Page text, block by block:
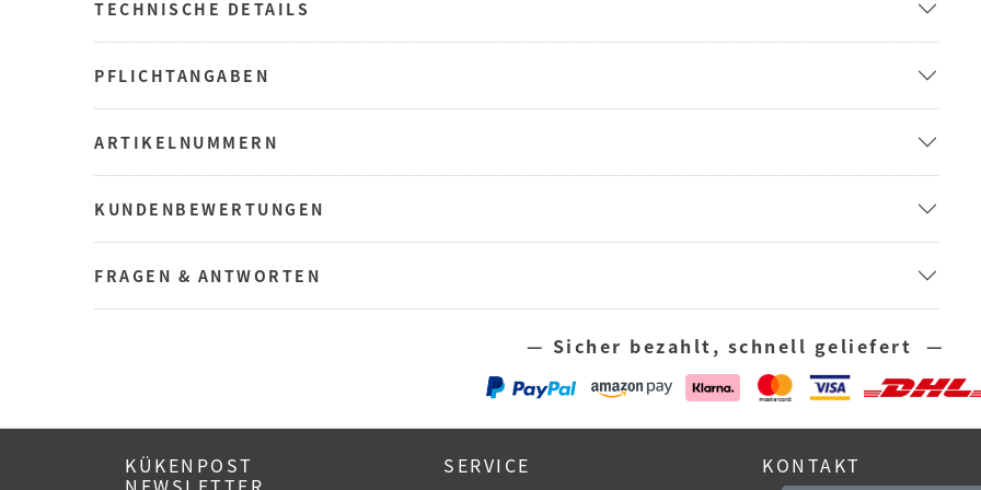
TECHNISCHE DETAILS
PFLICHTANGABEN
ARTIKELNUMMERN
KUNDENBEWERTUNGEN
FRAGEN & ANTWORTEN
— Sicher bezahlt, schnell geliefert —
KÜKENPOST SERVICE KONTAKT